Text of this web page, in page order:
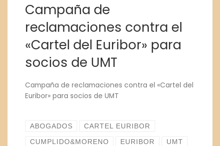
Campaña de
reclamaciones contra el
«Cartel del Euribor» para
socios de UMT
Campaña de reclamaciones contra el «Cartel del
Euribor» para socios de UMT
ABOGADOS CARTEL EURIBOR
CUMPLIDO&MORENO EURIBOR UMT